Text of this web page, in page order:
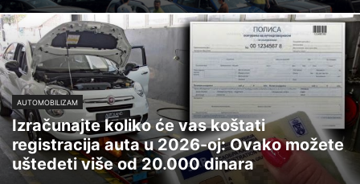
AUTOMOBILIZAM
Izračunajte koliko će vas koštati
registracija auta u 2026-oj: Ovako možete
uštedeti više od 20.000 dinara